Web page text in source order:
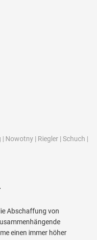
| Nowotny | Riegler | Schuch |
Abschaffung von
einen immer höher